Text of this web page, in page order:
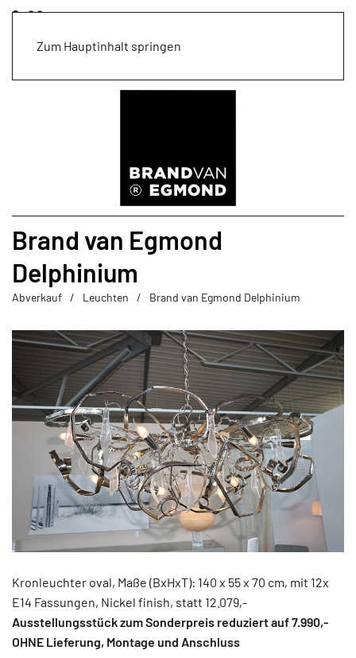
Zum Hauptinhalt springen
Brand van Egmond
Delphinium
Abverkauf Leuchten Brand van Egmond Delphinium
Kronleuchter oval, Maße (BxHxT): 140 x 55 x 70 cm, mit 12x
E14 Fassungen, Nickel finish, statt 12.079,-
Ausstellungsstück zum Sonderpreis reduziert auf 7.990,-
OHNE Lieferung, Montage und Anschluss